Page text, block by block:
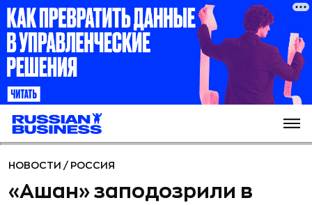
НОВОСТИ / РОССИЯ
«Ашан» заподозрили в